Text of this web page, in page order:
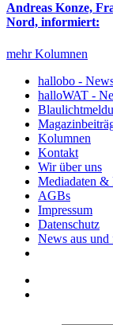
Andreas Konze,
Nord, informiert:
mehr Kolumnen
hallobo -
halloWAT -
Kolumnen
Kontakt
Wir über uns
Mediadaten &
AGBs
Impressum
Datenschutz
News aus